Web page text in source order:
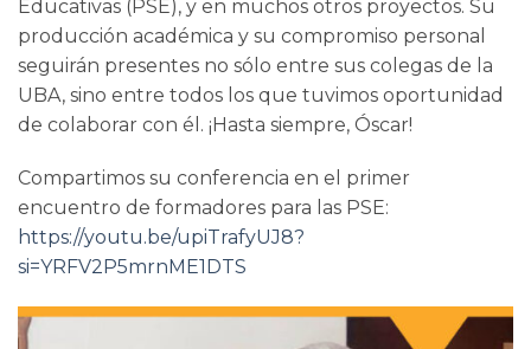
Educativas (PSE), y en muchos otros proyectos. Su
producción académica y su compromiso personal
seguirán presentes no sólo entre sus colegas de la
UBA, sino entre todos los que tuvimos oportunidad
de colaborar con él. ¡Hasta siempre, Óscar!
Compartimos su conferencia en el primer
encuentro de formadores para las PSE:
https://youtu.be/upiTrafyUJ8?
si=YRFV2P5mrnME1DTS